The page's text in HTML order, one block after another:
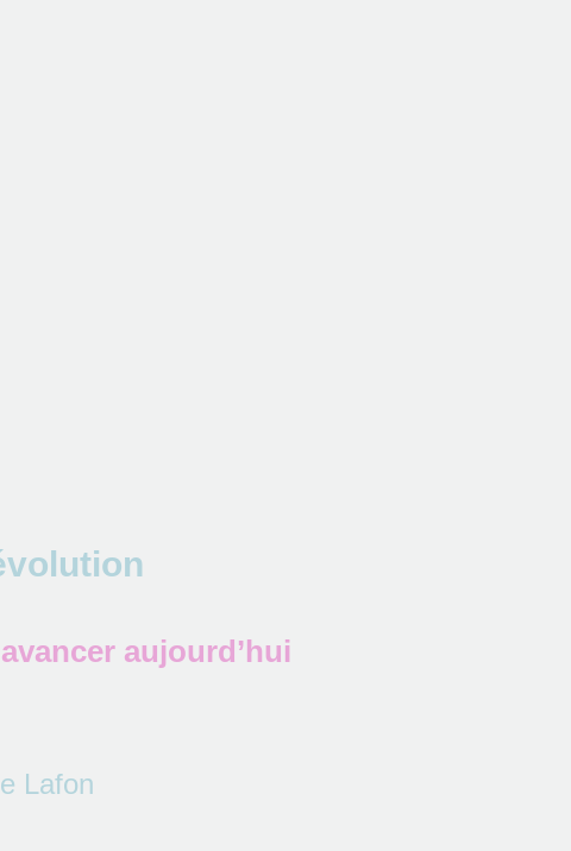
aujourd’hui
Lafon